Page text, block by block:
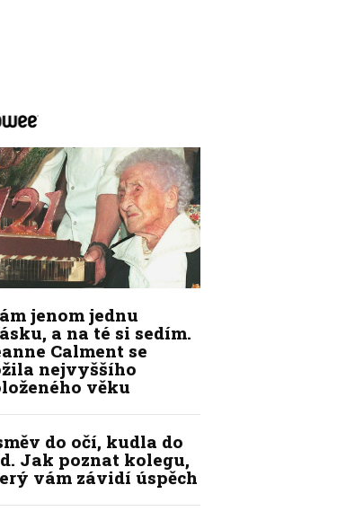
jenom jednu
a na té si sedím.
Calment se
nejvyššího
věku
do očí, kudla do
Jak poznat kolegu,
vám závidí úspěch